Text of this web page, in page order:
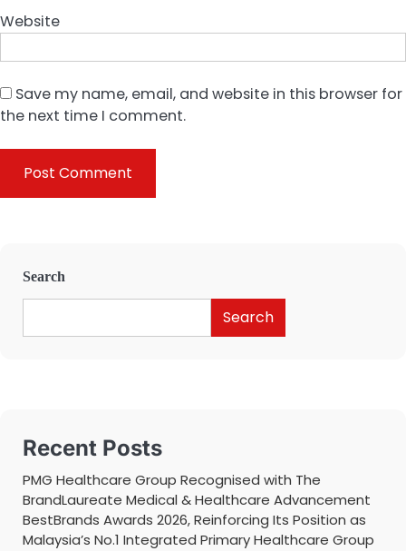
Website
Save my name, email, and website in this browser for
the next time I comment.
Search
Search
Recent Posts
PMG Healthcare Group Recognised with The
BrandLaureate Medical & Healthcare Advancement
BestBrands Awards 2026, Reinforcing Its Position as
Malaysia’s No.1 Integrated Primary Healthcare Group